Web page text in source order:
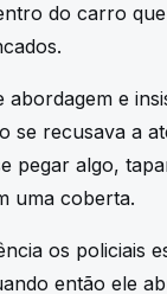
do carro
abordagem e
se recusava a
pegar algo,
uma coberta.
os policiais
então ele